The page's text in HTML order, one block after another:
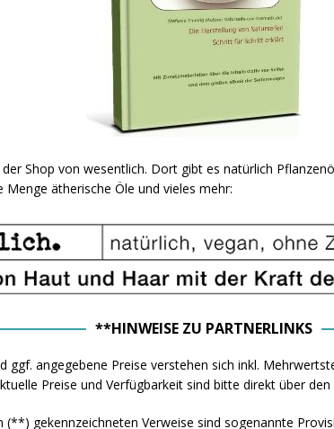
Shop von wesentlich. Dort gibt es natürlich
Menge ätherische Öle und vieles mehr:
**HINWEISE ZU PARTNERLINKS
ggf. angegebene Preise verstehen sich inkl.
Preise und Verfügbarkeit sind bitte direkt über
(**) gekennzeichneten Verweise sind sogenannte